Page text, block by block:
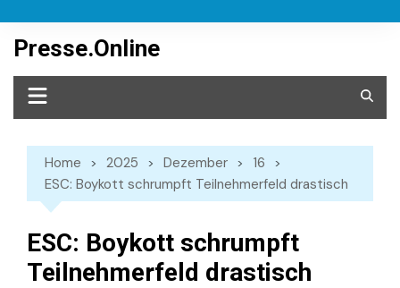
content
Presse.Online
Home 2025 Dezember
16
ESC: Boykott schrumpft Teilnehmerfeld drastisch
ESC: Boykott schrumpft
Teilnehmerfeld drastisch